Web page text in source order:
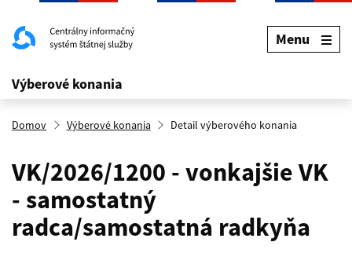
Menu
Výberové konania
Domov Výberové konania Detail výberového konania
VK/2026/1200 - vonkajšie VK
- samostatný
radca/samostatná radkyňa